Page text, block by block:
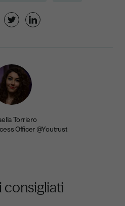
Torriero
Officer @Youtrust